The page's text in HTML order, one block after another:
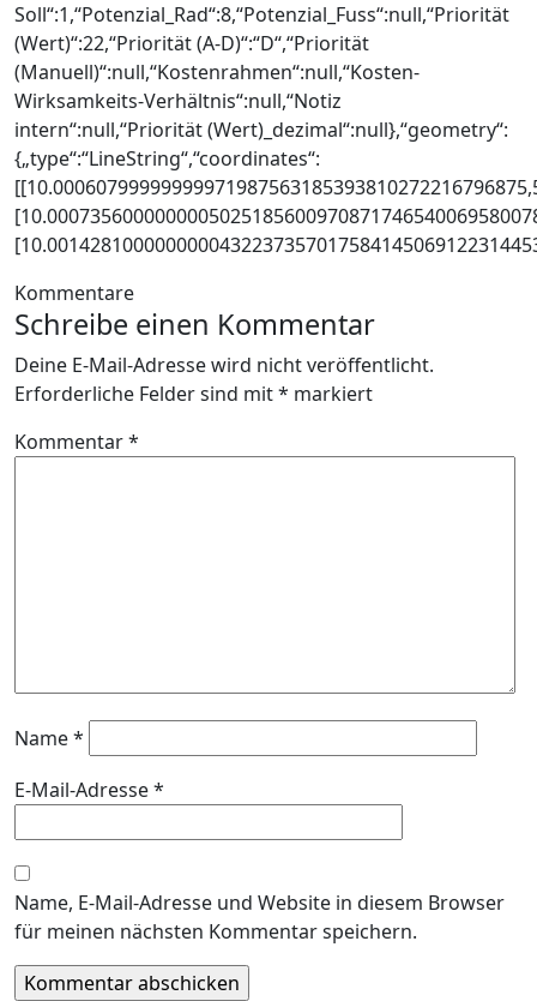
Soll“:1,“Potenzial_Rad“:8,“Potenzial_Fuss“:null,“Priorität
(Wert)“:22,“Priorität (A-D)“:“D“,“Priorität
(Manuell)“:null,“Kostenrahmen“:null,“Kosten-
Wirksamkeits-Verhältnis“:null,“Notiz
intern“:null,“Priorität (Wert)_dezimal“:null},“geometry“:
{„type“:“LineString“,“coordinates“:
Kommentare
Schreibe einen Kommentar
Deine E-Mail-Adresse wird nicht veröffentlicht.
Erforderliche Felder sind mit* markiert
Kommentar*
Name*
E-Mail-Adresse*
Name, E-Mail-Adresse und Website in diesem Browser
für meinen nächsten Kommentar speichern.